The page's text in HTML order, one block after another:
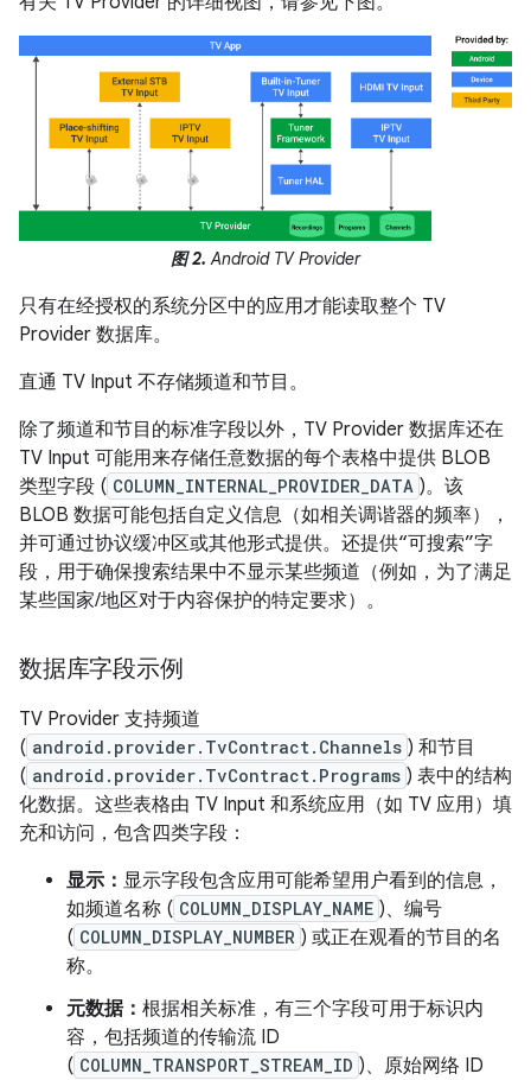
图 2. Android TV Provider
只有在经授权的系统分区中的应用才能读取整个 TV
Provider 数据库。
直通 TV Input 不存储频道和节目。
除了频道和节目的标准字段以外，TV Provider 数据库还在
TV Input 可能用来存储任意数据的每个表格中提供 BLOB
类型字段 ( COLUMN_INTERNAL_PROVIDER_DATA )。该
BLOB 数据可能包括自定义信息（如相关调谐器的频率），
并可通过协议缓冲区或其他形式提供。还提供“可搜索”字
段，用于确保搜索结果中不显示某些频道（例如，为了满足
某些国家/地区对于内容保护的特定要求）。
数据库字段示例
TV Provider 支持频道
( android.provider.TvContract.Channels ) 和节目
( android.provider.TvContract.Programs ) 表中的结构
化数据。这些表格由 TV Input 和系统应用（如 TV 应用）填
充和访问，包含四类字段：
显示： 显示字段包含应用可能希望用户看到的信息，
如频道名称 ( COLUMN_DISPLAY_NAME )、编号
( COLUMN_DISPLAY_NUMBER ) 或正在观看的节目的名
称。
元数据： 根据相关标准，有三个字段可用于标识内
容，包括频道的传输流 ID
( COLUMN_TRANSPORT_STREAM_ID )、原始网络 ID